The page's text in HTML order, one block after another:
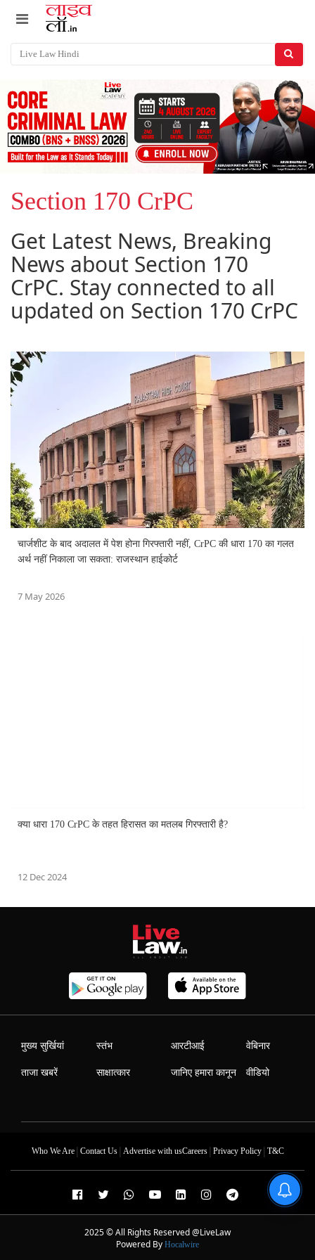
Section 170 CrPC
Get Latest News, Breaking
News about Section 170
CrPC. Stay connected to all
updated on Section 170 CrPC
चार्जशीट के बाद अदालत में पेश होना गिरफ्तारी नहीं, CrPC की धारा 170 का गलत
अर्थ नहीं निकाला जा सकता: राजस्थान हाईकोर्ट
7 May 2026
क्या धारा 170 CrPC के तहत हिरासत का मतलब गिरफ्तारी है?
12 Dec 2024
मुख्य सुर्खियां
ताजा खबरें
स्तंभ
साक्षात्कार
आरटीआई
जानिए हमारा कानून
वेबिनार
वीडियो
Who We Are| Contact Us| Advertise with usCareers| Privacy Policy| T&C
2025 © All Rights Reserved @LiveLaw
Powered By Hocalwire